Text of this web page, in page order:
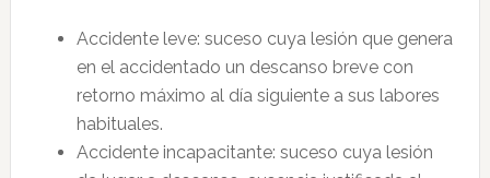
Accidente leve: suceso cuya lesión que genera
en el accidentado un descanso breve con
retorno máximo al día siguiente a sus labores
habituales.
Accidente incapacitante: suceso cuya lesión